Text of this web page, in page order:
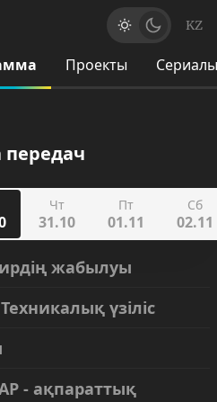
KZ
Проекты Сериалы
передач
Чт
31.10
Пт
01.11
Сб
02.11
жабылуы
үзіліс
- ақпараттық